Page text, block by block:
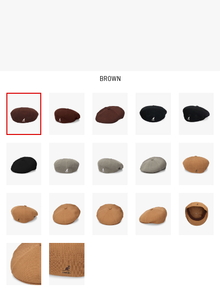
BROWN